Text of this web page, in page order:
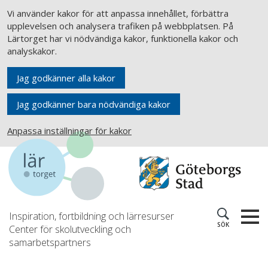
Vi använder kakor för att anpassa innehållet, förbättra
upplevelsen och analysera trafiken på webbplatsen. På
Lärtorget har vi nödvändiga kakor, funktionella kakor och
analyskakor.
Jag godkänner alla kakor
Jag godkänner bara nödvändiga kakor
Anpassa inställningar för kakor
Inspiration, fortbildning och lärresurser
Center för skolutveckling och
samarbetspartners
SÖK